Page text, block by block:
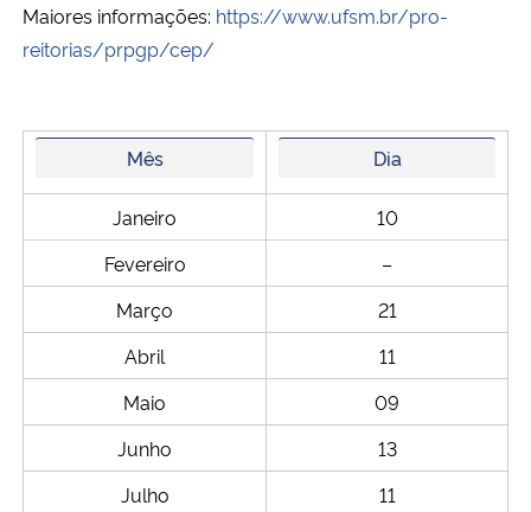
Ministério do Desenvolvimento Regional
Ministério da Mulher, da Família e dos Direitos Humanos
Secretaria de Governo
Gabinete de Segurança Institucional
Advocacia-Geral da União
Banco Central do Brasil
Maiores informações: https://www.ufsm.br/pro-
reitorias/prpgp/cep/
Mês Dia
Janeiro
10
Fevereiro
–
Março
21
Abril
11
Maio
09
Junho
13
Julho
11